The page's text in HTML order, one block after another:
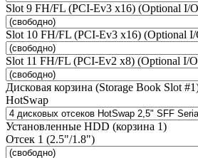
Slot 9 FH/FL (PCI-Ev3 x16) (Optional I/
Slot 10 FH/FL (PCI-Ev3 x16) (Optional
Slot 11 FH/FL (PCI-Ev2 x8) (Optional I/
Дисковая корзина (Storage Book Slot
HotSwap
Установленные HDD (корзина 1)
Отсек 1 (2.5"/1.8")